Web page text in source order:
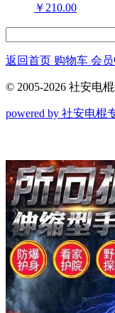
￥210.00
返回首页 购物车 会
© 2005-2026 社安电
powered by 社安电棍